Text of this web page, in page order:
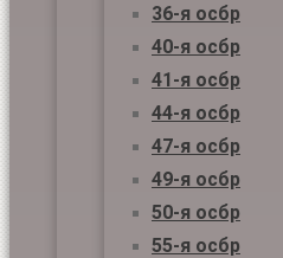
36-я осбр
40-я осбр
41-я осбр
44-я осбр
47-я осбр
49-я осбр
50-я осбр
55-я осбр